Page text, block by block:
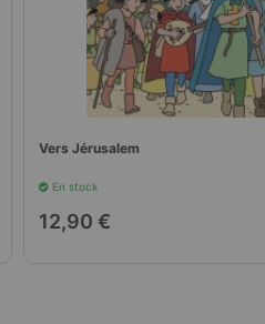
Vers Jérusalem
En stock
12,90 €